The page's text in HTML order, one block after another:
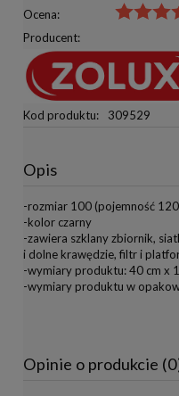
Ocena:
Producent:
Kod produktu: 309529
Opis
-rozmiar 100 (pojemność 120
-kolor czarny
-zawiera szklany zbiornik,
i dolne krawędzie, filtr i
-wymiary produktu: 40 cm x
-wymiary produktu w
Opinie o produkcie